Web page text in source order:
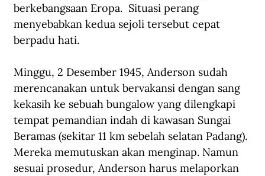
berkebangsaan Eropa.  Situasi perang
menyebabkan kedua sejoli tersebut cepat
berpadu hati.
Minggu, 2 Desember 1945, Anderson sudah
merencanakan untuk bervakansi dengan sang
kekasih ke sebuah bungalow yang dilengkapi
tempat pemandian indah di kawasan Sungai
Beramas (sekitar 11 km sebelah selatan Padang).
Mereka memutuskan akan menginap. Namun
sesuai prosedur, Anderson harus melaporkan